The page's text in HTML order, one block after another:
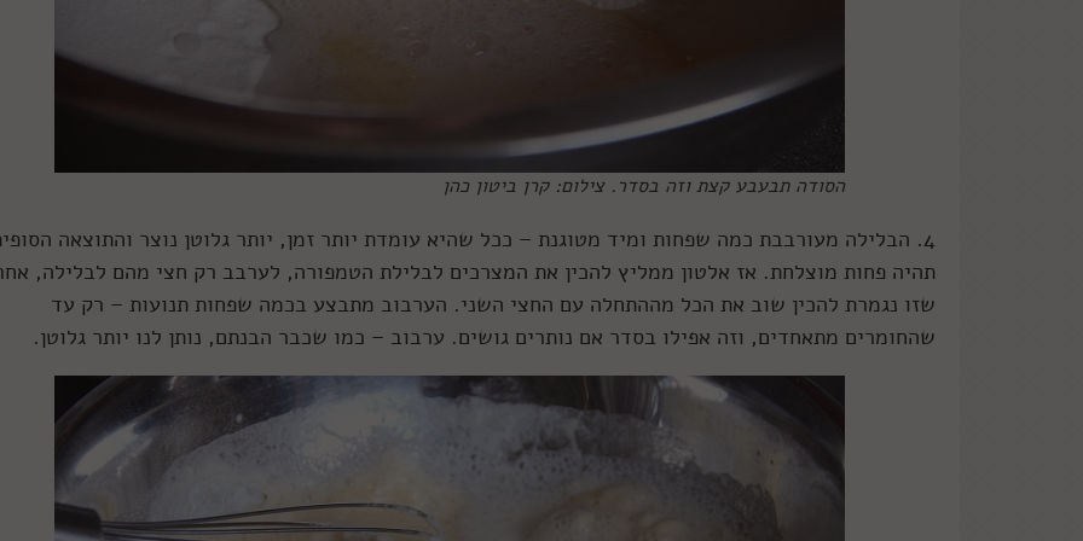
הסודה תבעבע קצת וזה בסדר. צילום: קרן ביטון כהן
4. הבלילה מעורבבת כמה שפחות ומיד מטוגנת – ככל שהיא עומדת יותר זמן, יותר גלוטן נוצר והתוצאה
תהיה פחות מוצלחת. אז אלטון ממליץ להכין את המצרכים לבלילת הטמפורה, לערבב רק חצי מהם לבלילה,
שזו נגמרת להכין שוב את הכל מההתחלה עם החצי השני. הערבוב מתבצע בכמה שפחות תנועות – רק עד
שהחומרים מתאחדים, וזה אפילו בסדר אם נותרים גושים. ערבוב – כמו שכבר הבנתם, נותן לנו יותר גלוטן.